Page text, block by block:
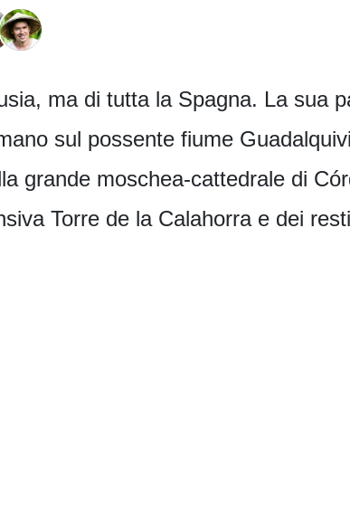
ma di tutta la Spagna. La sua
sul possente fiume
grande moschea-cattedrale di
Torre de la Calahorra e dei